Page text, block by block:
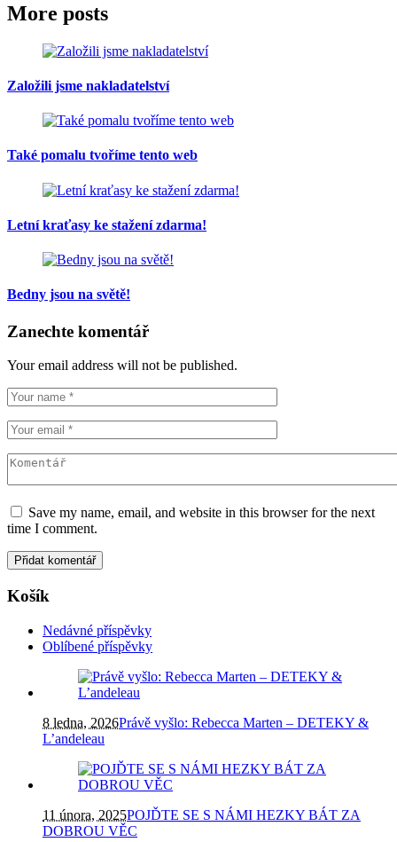
More posts
Založili jsme nakladatelství
Také pomalu tvoříme tento web
Letní kraťasy ke stažení zdarma!
Bedny jsou na světě!
Zanechte komentář
Your email address will not be published.
Save my name, email, and website in this browser for the next
time I comment.
Košík
Nedávné příspěvky
Oblíbené příspěvky
8 ledna, 2026Právě vyšlo: Rebecca Marten – DETEKY &
L’andeleau
11 února, 2025POJĎTE SE S NÁMI HEZKY BÁT ZA
DOBROU VĚC